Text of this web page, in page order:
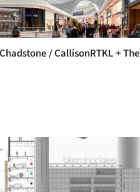
/ CallisonRTKL + The